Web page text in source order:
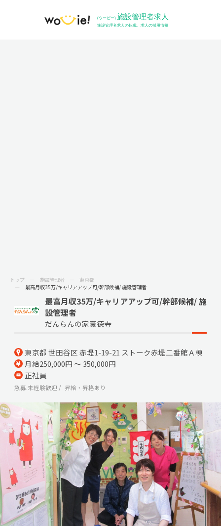
トップ 施設管理者
東京都
最高月収35万/キャリアアップ可/幹部候補/ 施設管理者
最高月収35万/キャリアアップ可/幹部候補/ 施
設管理者
だんらんの家豪徳寺
東京都 世田谷区 赤堤1-19-21 ストーク赤堤二番館Ａ棟
月給250,000円 ～ 350,000円
正社員
急募.未経験歓迎 昇給・昇格あり